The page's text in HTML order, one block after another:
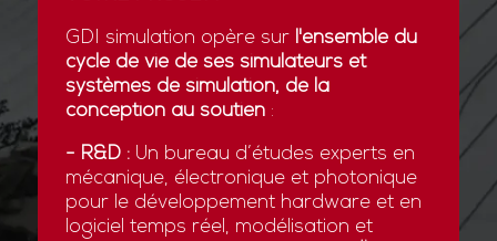
GDI simulation opère sur l'ensemble du
cycle de vie de ses simulateurs et
systèmes de simulation, de la
conception au soutien:
- R&D :Un bureau d’études experts en
mécanique, électronique et photonique
pour le développement hardware et en
logiciel temps réel, modélisation et